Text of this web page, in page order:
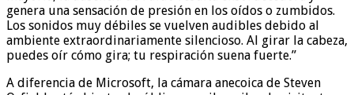
genera una sensación de presión en los oídos o zumbidos.
Los sonidos muy débiles se vuelven audibles debido al
ambiente extraordinariamente silencioso. Al girar la cabeza,
puedes oír cómo gira; tu respiración suena fuerte.”
A diferencia de Microsoft, la cámara anecoica de Steven